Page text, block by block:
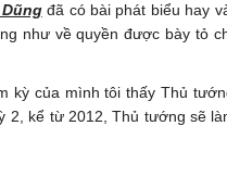
đã có bài phát biểu hay
như về quyền được bày tỏ
kỳ của mình tôi thấy Thủ
2, kể từ 2012, Thủ tướng sẽ